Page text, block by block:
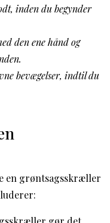
inden du begynder
den ene hånd og
bevægelser, indtil du
en grøntsagsskræller